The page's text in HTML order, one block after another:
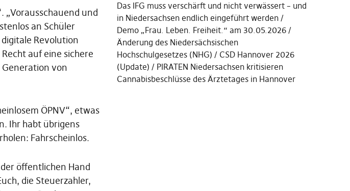
„Vorausschauend und
an Schüler
Revolution
auf eine sichere
Generation von
ÖPNV“, etwas
Ihr habt übrigens
Fahrscheinlos.
öffentlichen Hand
die Steuerzahler,
Das IFG muss verschärft und nicht verwässert – und
in Niedersachsen endlich eingeführt werden
Demo „Frau. Leben. Freiheit.“ am 30.05.2026
Änderung des Niedersächsischen
Hochschulgesetzes (NHG)
CSD Hannover 2026
(Update)
PIRATEN Niedersachsen kritisieren
Cannabisbeschlüsse des Ärztetages in Hannover